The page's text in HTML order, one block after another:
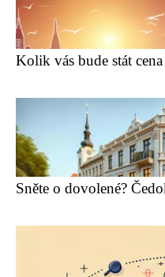
Kolik vás bude stát
Sněte o dovolené?